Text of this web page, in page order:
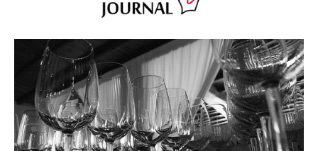
GOURMET
JOURNAL
Periódico
Gastronomía